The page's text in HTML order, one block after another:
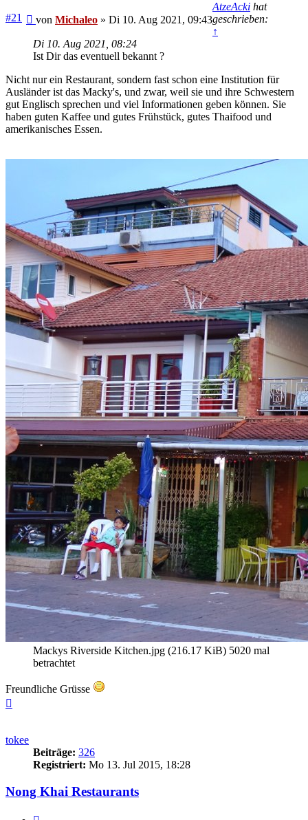
#21 Beitrag
von Michaleo » Di 10. Aug 2021, 09:43
AtzeAcki hat
geschrieben:
↑
Di 10. Aug 2021, 08:24
Ist Dir das eventuell bekannt ?
Nicht nur ein Restaurant, sondern fast schon eine Institution für
Ausländer ist das Macky's, und zwar, weil sie und ihre Schwestern
gut Englisch sprechen und viel Informationen geben können. Sie
haben guten Kaffee und gutes Frühstück, gutes Thaifood und
amerikanisches Essen.
Mackys Riverside Kitchen.jpg (216.17 KiB) 5020 mal
betrachtet
Freundliche Grüsse
tokee
Beiträge: 326
Registriert: Mo 13. Jul 2015, 18:28
Nong Khai Restaurants